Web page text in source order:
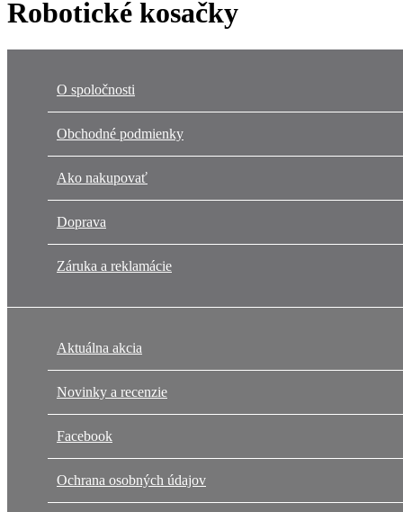
Robotické kosačky
O spoločnosti
Obchodné podmienky
Ako nakupovať
Doprava
Záruka a reklamácie
Aktuálna akcia
Novinky a recenzie
Facebook
Ochrana osobných údajov